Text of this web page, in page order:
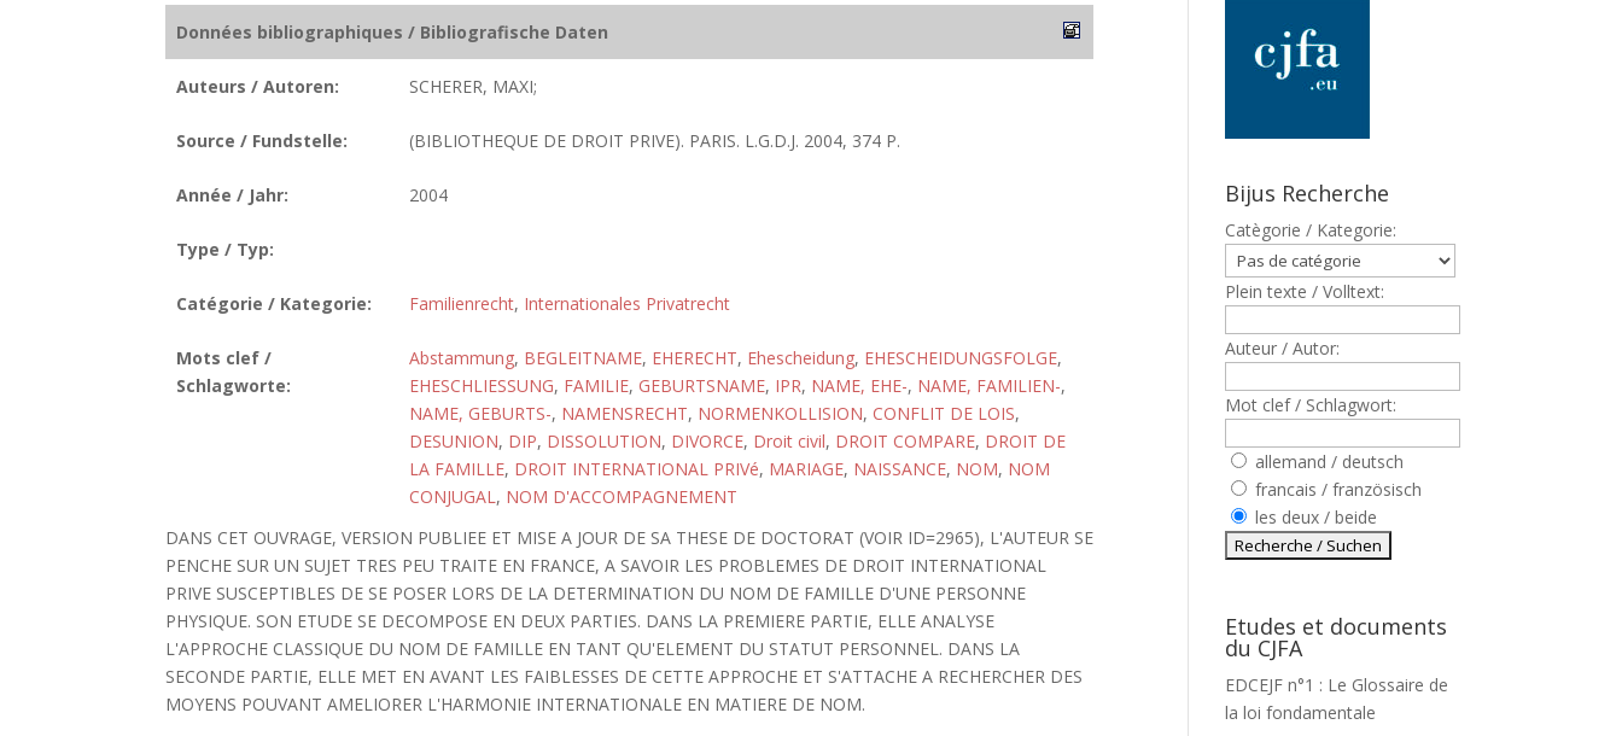
Données bibliographiques / Bibliografische Daten
Auteurs / Autoren: SCHERER, MAXI;
Source / Fundstelle: (BIBLIOTHEQUE DE DROIT PRIVE). PARIS. L.G.D.J. 2004, 374 P.
Année / Jahr: 2004
Type / Typ:
Catégorie / Kategorie: Familienrecht, Internationales Privatrecht
Mots clef /
Schlagworte:
Abstammung, BEGLEITNAME, EHERECHT, Ehescheidung, EHESCHEIDUNGSFOLGE,
EHESCHLIESSUNG, FAMILIE, GEBURTSNAME, IPR, NAME, EHE-, NAME, FAMILIEN-,
NAME, GEBURTS-, NAMENSRECHT, NORMENKOLLISION, CONFLIT DE LOIS,
DESUNION, DIP, DISSOLUTION, DIVORCE, Droit civil, DROIT COMPARE, DROIT DE
LA FAMILLE, DROIT INTERNATIONAL PRIVé, MARIAGE, NAISSANCE, NOM, NOM
CONJUGAL, NOM D'ACCOMPAGNEMENT
DANS CET OUVRAGE, VERSION PUBLIEE ET MISE A JOUR DE SA THESE DE DOCTORAT (VOIR ID=2965), L'AUTEUR SE
PENCHE SUR UN SUJET TRES PEU TRAITE EN FRANCE, A SAVOIR LES PROBLEMES DE DROIT INTERNATIONAL
PRIVE SUSCEPTIBLES DE SE POSER LORS DE LA DETERMINATION DU NOM DE FAMILLE D'UNE PERSONNE
PHYSIQUE. SON ETUDE SE DECOMPOSE EN DEUX PARTIES. DANS LA PREMIERE PARTIE, ELLE ANALYSE
L'APPROCHE CLASSIQUE DU NOM DE FAMILLE EN TANT QU'ELEMENT DU STATUT PERSONNEL. DANS LA
SECONDE PARTIE, ELLE MET EN AVANT LES FAIBLESSES DE CETTE APPROCHE ET S'ATTACHE A RECHERCHER DES
MOYENS POUVANT AMELIORER L'HARMONIE INTERNATIONALE EN MATIERE DE NOM.
Bijus Recherche
Catègorie / Kategorie:
Plein texte / Volltext:
Auteur / Autor:
Mot clef / Schlagwort:
allemand / deutsch
francais / französisch
les deux / beide
Etudes et documents
du CJFA
EDCEJF n°1 : Le Glossaire de
la loi fondamentale